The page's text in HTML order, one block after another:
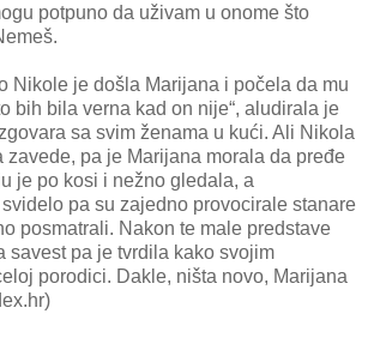
potpuno da uživam u onome što
Nikole je došla Marijana i počela da mu
bih bila verna kad on nije“, aludirala je
sa svim ženama u kući. Ali Nikola
zavede, pa je Marijana morala da pređe
je po kosi i nežno gledala, a
pa su zajedno provocirale stanare
posmatrali. Nakon te male predstave
savest pa je tvrdila kako svojim
porodici. Dakle, ništa novo, Marijana